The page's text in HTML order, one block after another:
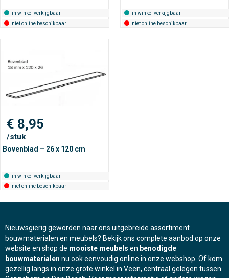
in winkel verkijgbaar
niet online beschikbaar
in winkel verkijgbaar
niet online beschikbaar
€ 8,95
/stuk
Bovenblad – 26 x 120 cm
in winkel verkijgbaar
niet online beschikbaar
Nieuwsgierig geworden naar ons uitgebreide assortiment
bouwmaterialen en meubels? Bekijk ons complete aanbod op onze
website en shop de mooiste meubels en benodigde
bouwmaterialen nu ook eenvoudig online in onze webshop. Of kom
gezellig langs in onze grote winkel in Veen, centraal gelegen tussen